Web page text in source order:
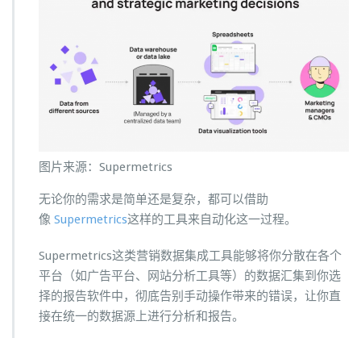
图片来源：Supermetrics
无论你的需求是简单还是复杂，都可以借助
像 Supermetrics这样的工具来自动化这一过程。
Supermetrics这类营销数据集成工具能够将你分散在各个
平台（如广告平台、网站分析工具等）的数据汇集到你选
择的报告软件中，彻底告别手动操作带来的错误，让你直
接在统一的数据源上进行分析和报告。